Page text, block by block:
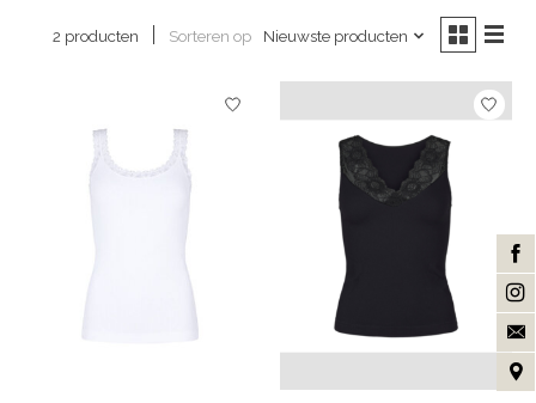
2 producten Sorteren op Nieuwste producten